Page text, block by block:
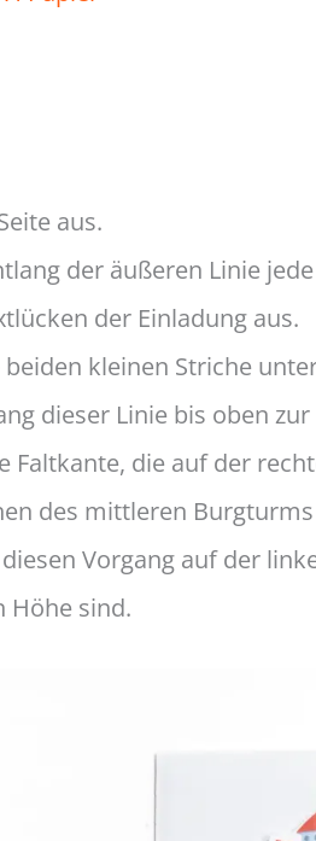
aus.
der äußeren Linie
der Einladung aus.
beiden kleinen Striche
dieser Linie bis oben
Faltkante, die auf der
des mittleren
Vorgang auf der
Höhe sind.